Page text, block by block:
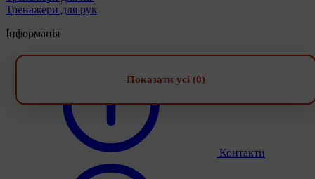
Показати усі (0)
Тренажери для рук
Інформація
Контакти